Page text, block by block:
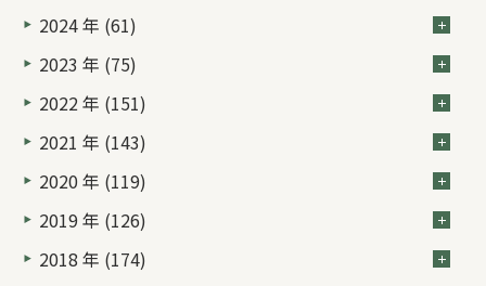
2024 年 (61)
2023 年 (75)
2022 年 (151)
2021 年 (143)
2020 年 (119)
2019 年 (126)
2018 年 (174)